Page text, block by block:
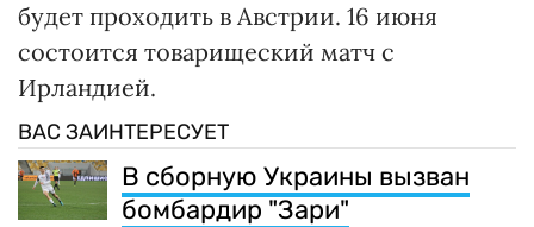
будет проходить в Австрии. 16 июня
состоится товарищеский матч с
Ирландией.
ВАС ЗАИНТЕРЕСУЕТ
В сборную Украины вызван
бомбардир "Зари"